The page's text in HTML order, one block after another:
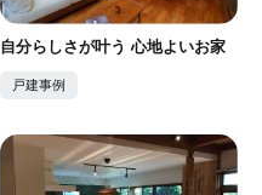
自分らしさが叶う 心地よいお家
戸建事例